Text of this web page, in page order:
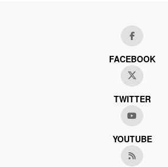
FACEBOOK
TWITTER
YOUTUBE